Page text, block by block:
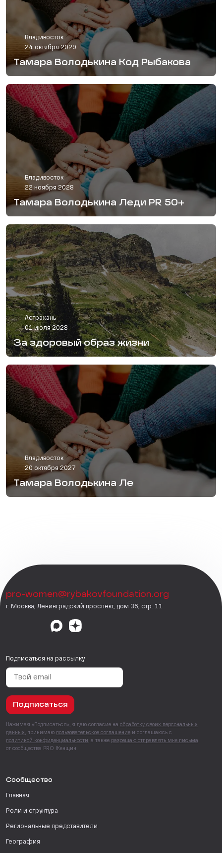
Владивосток
24 октября 2029
Тамара Володькина Код Рыбакова
Владивосток
22 ноября 2028
Тамара Володькина Леди PR 50+
Астрахань
01 июля 2028
За здоровый образ жизни
Владивосток
20 октября 2027
Тамара Володькина Ле
pro-women@rybakovfoundation.org
г. Москва, Ленинградский проспект, дом 36, стр. 11
Подписаться на рассылку
Подписаться
Нажимая «Подписаться», я даю согласие на обработку своих персональных
данных , принимаю пользовательское соглашение и соглашаюсь с
политикой конфиденциальности , а также разрешаю отправлять мне письма
от сообщества PRO Женщин.
Сообщество
Главная
Роли и структура
Региональные представители
География